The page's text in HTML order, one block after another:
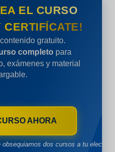
EL CURSO
CERTIFÍCATE!
gratuito.
completo para
exámenes y material
AHORA
dos cursos a tu